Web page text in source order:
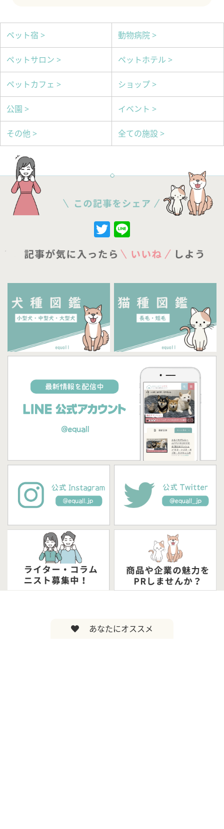
ペット宿 > 動物病院 >
ペットサロン > ペットホテル >
ペットカフェ > ショップ >
公園 > イベント >
その他 > 全ての施設 >
Twitter
あなたにオススメ